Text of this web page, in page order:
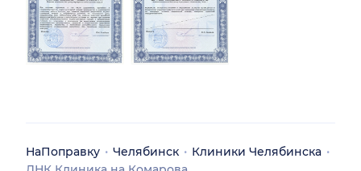
НаПоправку Челябинск
Клиники Челябинска